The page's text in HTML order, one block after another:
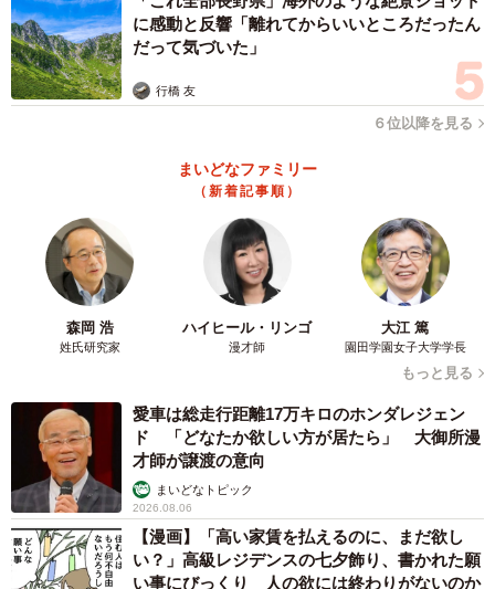
に感動と反響「離れてからいいところだったん
だって気づいた」
行橋 友
６位以降を見る
まいどなファミリー
（新着記事順）
森岡 浩
姓氏研究家
ハイヒール・リンゴ
漫才師
大江 篤
園田学園女子大学学長
もっと見る
愛車は総走行距離17万キロのホンダレジェン
ド 「どなたか欲しい方が居たら」 大御所漫
才師が譲渡の意向
まいどなトピック
2026.08.06
【漫画】「高い家賃を払えるのに、まだ欲し
い？」高級レジデンスの七夕飾り、書かれた願
い事にびっくり 人の欲には終わりがないのか